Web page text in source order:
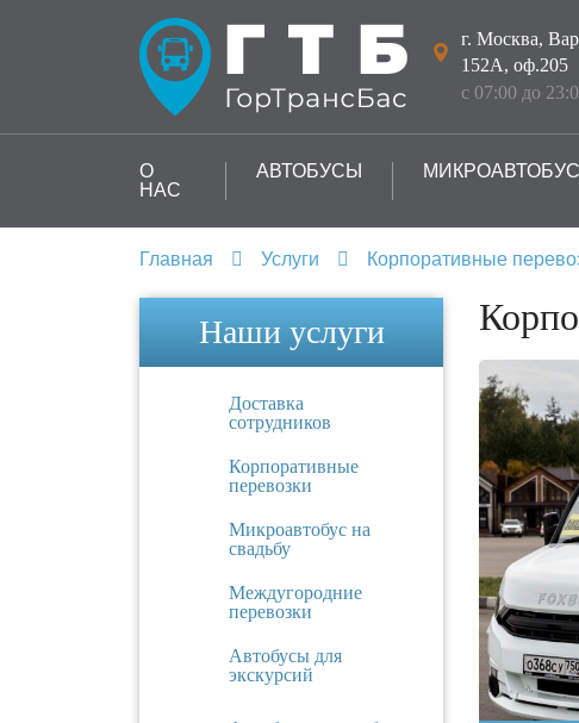
г. Москва,
152А, оф.205
с 07:00 до
О
НАС
АВТОБУСЫ
Главная Услуги Корпоративные
Наши услуги
Доставка
сотрудников
Корпоративные
перевозки
Микроавтобус на
свадьбу
Междугородние
перевозки
Автобусы для
экскурсий